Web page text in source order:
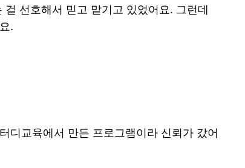
선호해서 믿고 맡기고 있었어요. 그런데
.
디교육에서 만든 프로그램이라 신뢰가 갔어